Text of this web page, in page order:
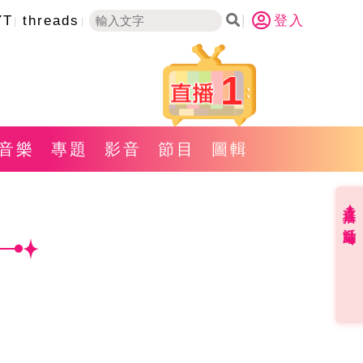
threads 登入
1
樂 專題 影音 節目 圖輯
直播✦活動